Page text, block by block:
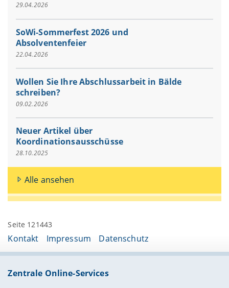
29.04.2026
SoWi-Sommerfest 2026 und
Absolventenfeier
22.04.2026
Wollen Sie Ihre Abschlussarbeit in Bälde
schreiben?
09.02.2026
Neuer Artikel über
Koordinationsausschüsse
28.10.2025
Alle ansehen
Seite 121443
Kontakt Impressum Datenschutz
Zentrale Online-Services